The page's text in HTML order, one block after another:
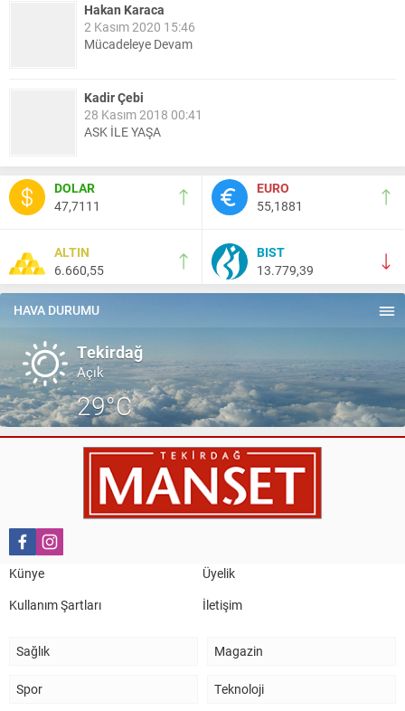
Hakan Karaca
2 Kasım 2020 15:46
Mücadeleye Devam
Kadir Çebi
28 Kasım 2018 00:41
ASK İLE YAŞA
Nail Kazanç
10 Mart 2023 21:36
HAYDİ TEKİRDAĞ MAÇA !!!!
Salih Canikli
5 Kasım 2024 19:54
TEKİRDAĞ İL EMNİYET MÜDÜRÜMÜZE HAYIRLI OLSUN
DOLAR
47,7111
EURO
55,1881
ALTIN
6.660,55
BIST
13.779,39
HAVA DURUMU
Tekirdağ
Açık
29°C
Künye
Üyelik
Kullanım Şartları
İletişim
Sağlık Magazin
Spor Teknoloji